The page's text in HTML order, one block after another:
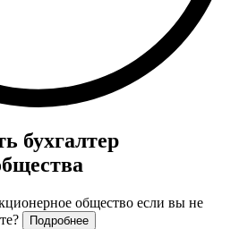
бухгалтер
общество если вы не
Подробнее